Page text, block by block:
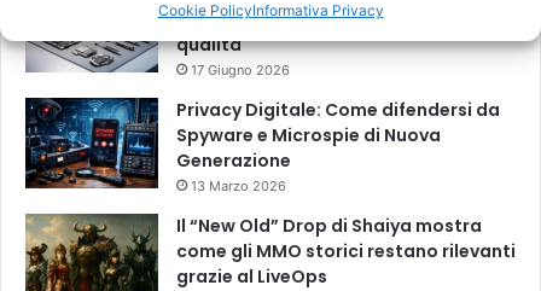
Cookie PolicyInformativa Privacy
smartphone per una riparazione di
qualità
17 Giugno 2026
Privacy Digitale: Come difendersi da
Spyware e Microspie di Nuova
Generazione
13 Marzo 2026
Il “New Old” Drop di Shaiya mostra
come gli MMO storici restano rilevanti
grazie al LiveOps